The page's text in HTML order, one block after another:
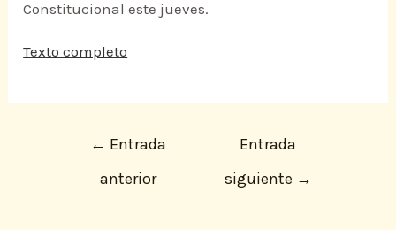
Constitucional este jueves.
Texto completo
← Entrada
anterior
Entrada
siguiente →